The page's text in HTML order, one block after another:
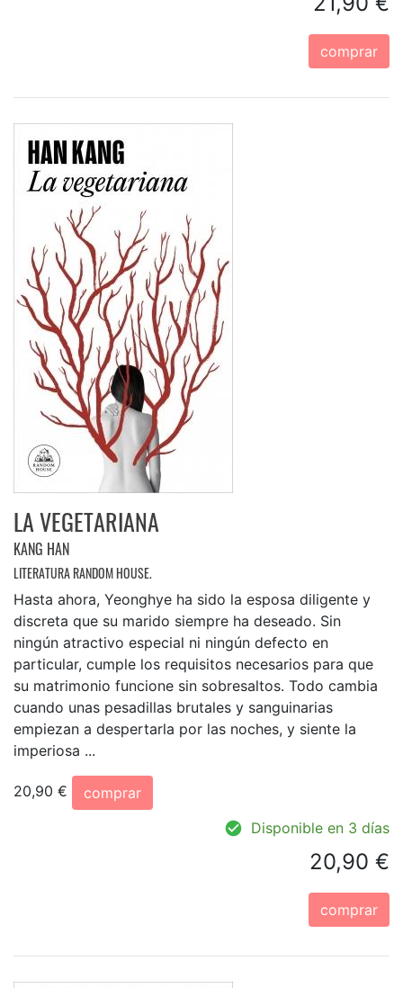
comprar
LA VEGETARIANA
KANG HAN
LITERATURA RANDOM HOUSE.
Hasta ahora, Yeonghye ha sido la esposa diligente y
discreta que su marido siempre ha deseado. Sin
ningún atractivo especial ni ningún defecto en
particular, cumple los requisitos necesarios para que
su matrimonio funcione sin sobresaltos. Todo cambia
cuando unas pesadillas brutales y sanguinarias
empiezan a despertarla por las noches, y siente la
imperiosa ...
20,90 €
comprar
Disponible en 3 días
20,90 €
comprar